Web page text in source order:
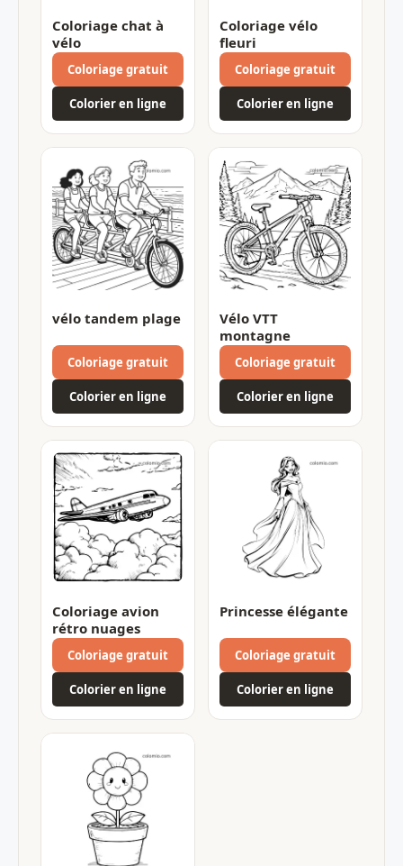
Coloriage chat à
vélo
Coloriage gratuit
Colorier en ligne
Coloriage vélo
fleuri
Coloriage gratuit
Colorier en ligne
vélo tandem plage
Coloriage gratuit
Colorier en ligne
Vélo VTT
montagne
Coloriage gratuit
Colorier en ligne
Coloriage avion
rétro nuages
Coloriage gratuit
Colorier en ligne
Princesse élégante
Coloriage gratuit
Colorier en ligne